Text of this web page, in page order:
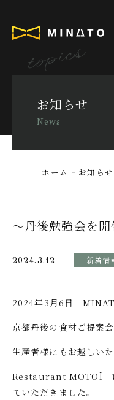
お知らせ
News
topics
ホーム お知らせ
～丹後勉強会を
2024.3.12 新着情
2024年3月6日
京都丹後の食材ご提案
生産者様にもお越しい
Restaurant MOTOÏ 前
ていただきました。